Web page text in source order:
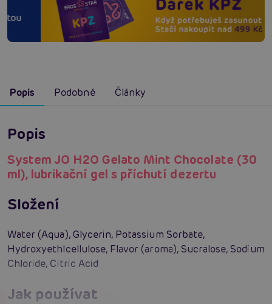
Popis Podobné Články
Popis
System JO H2O Gelato Mint Chocolate (30
ml), lubrikační gel s příchutí dezertu
Složení
Water (Aqua), Glycerin, Potassium Sorbate,
Hydroxyethlcellulose, Flavor (aroma), Sucralose, Sodium
Chloride, Citric Acid
Jak používat